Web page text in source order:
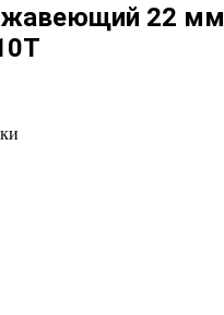
22 мм